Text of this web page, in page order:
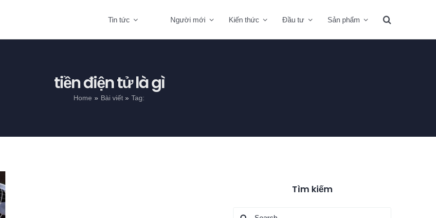
Tin tức Người mới Kiến thức Đầu tư Sản phẩm
tiền điện tử là gì
Home Bài viết Tag:
Tìm kiếm
Search